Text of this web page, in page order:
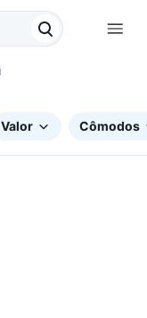
Valor Cômodos